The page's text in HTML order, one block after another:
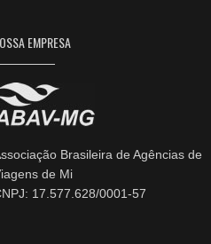
EMPRESA
Brasileira de Agências de
de Mi
17.577.628/0001-57